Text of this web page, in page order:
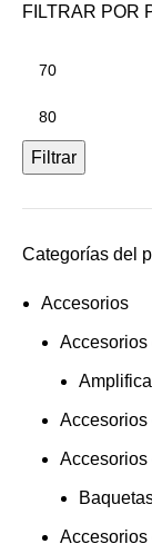
FILTRAR POR
Filtrar
Categorías del
Accesorios
Accesorios
Accesorios
Accesorios
Accesorios